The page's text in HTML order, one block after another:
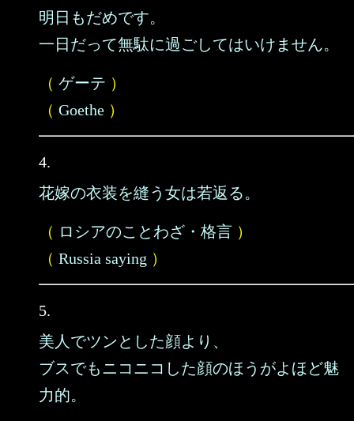
明日もだめです。
一日だって無駄に過ごしてはいけません。
（ ゲーテ ）
（ Goethe ）
4.
花嫁の衣装を縫う女は若返る。
（ ロシアのことわざ・格言 ）
（ Russia saying ）
5.
美人でツンとした顔より、
ブスでもニコニコした顔のほうがよほど魅
力的。